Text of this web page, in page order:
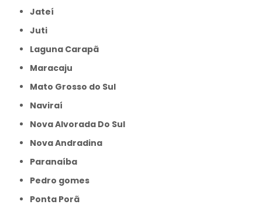
Jateí
Juti
Laguna Carapã
Maracaju
Mato Grosso do Sul
Naviraí
Nova Alvorada Do Sul
Nova Andradina
Paranaíba
Pedro gomes
Ponta Porã